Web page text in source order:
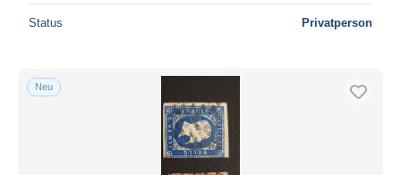
Status Privatperson
Neu